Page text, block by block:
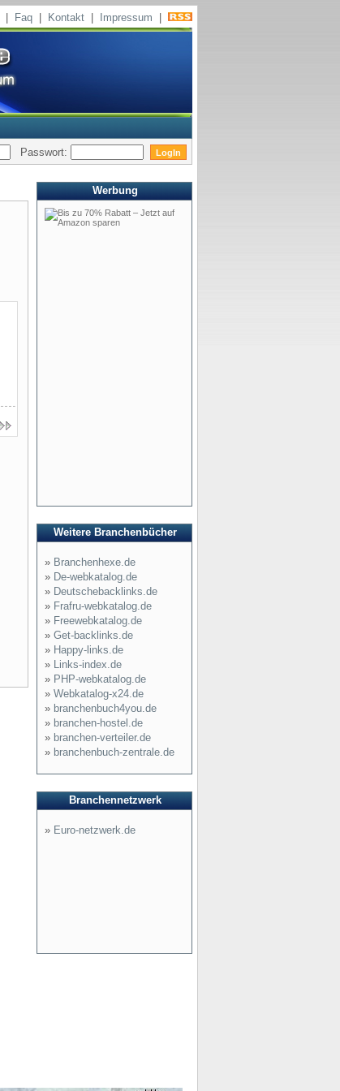
Faq Kontakt Impressum
Passwort:
Werbung
Weitere Branchenbücher
» Branchenhexe.de
» De-webkatalog.de
» Deutschebacklinks.de
» Frafru-webkatalog.de
» Freewebkatalog.de
» Get-backlinks.de
» Happy-links.de
» Links-index.de
» PHP-webkatalog.de
» Webkatalog-x24.de
» branchenbuch4you.de
» branchen-hostel.de
» branchen-verteiler.de
» branchenbuch-zentrale.de
Branchennetzwerk
» Euro-netzwerk.de